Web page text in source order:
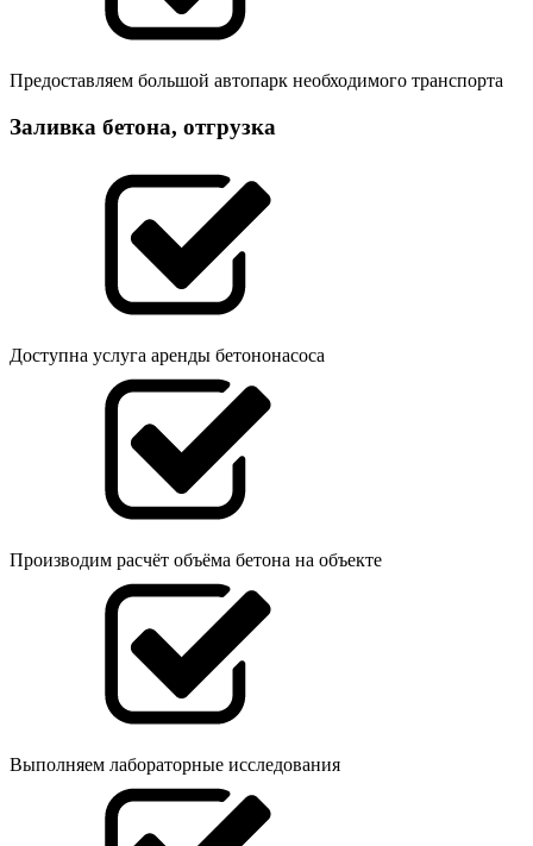
Предоставляем большой автопарк необходимого транспорта
Заливка бетона, отгрузка
Доступна услуга аренды бетононасоса
Производим расчёт объёма бетона на объекте
Выполняем лабораторные исследования